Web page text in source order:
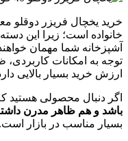
خرید یخچال فریزر دوقلو
خانواده است؛ زیرا این
آشپزخانه شما مهمان
توجه به امکانات
ارزش خرید بسیار بالایی
اگر دنبال محصولی هستید
باشد و هم ظاهر مدرن
بسیار مناسب در بازار است.